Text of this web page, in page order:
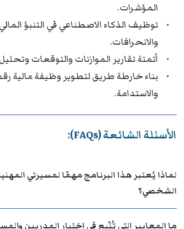
المؤشرات.
توظيف الذكاء الاصطناعي في التنبؤ
والانحرافات.
أتمتة تقارير الموازنات والتوقعات وتحليل
بناء خارطة طريق لتطوير وظيفة مالية
والاستدامة.
الأسئلة الشائعة (FAQs):
لماذا يُعتبر هذا البرنامج مهمًا لمسيرتي
الشخصي؟
ما المعايير التي تُتّبع في اختيار المدربين